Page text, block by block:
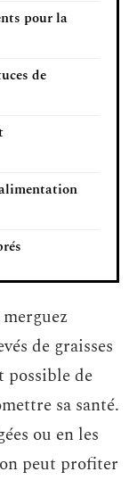
pour la
de
de graisses
possible de
sa santé.
ou en les
peut profiter